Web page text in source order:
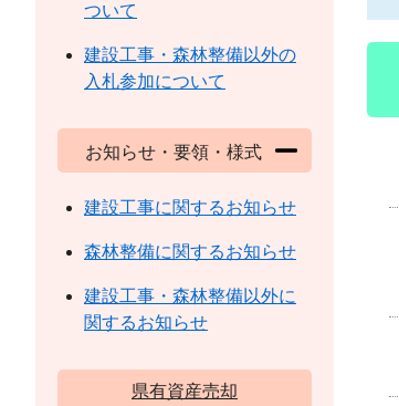
ついて
建設工事・森林整備以外の
入札参加について
お知らせ・要領・様式
建設工事に関するお知らせ
森林整備に関するお知らせ
建設工事・森林整備以外に
関するお知らせ
県有資産売却